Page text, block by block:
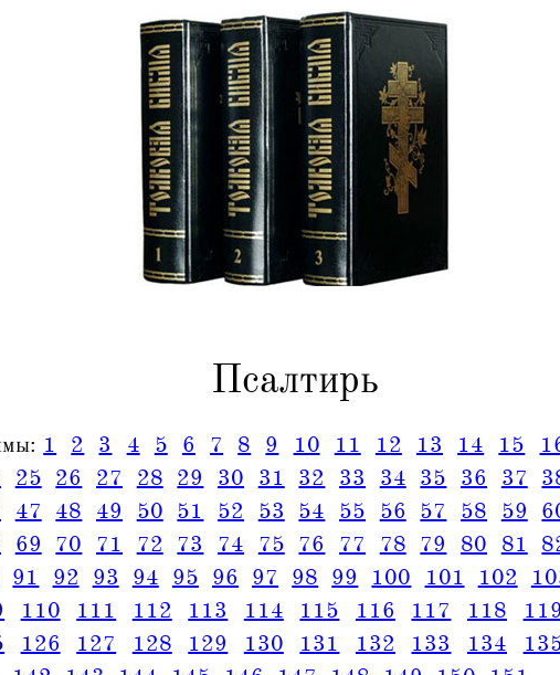
Псалтирь
1 2 3 4 5 6 7 8 9 10 11 12 13 14 15
25 26 27 28 29 30 31 32 33 34 35 36 37
47 48 49 50 51 52 53 54 55 56 57 58 59
69 70 71 72 73 74 75 76 77 78 79 80 81
91 92 93 94 95 96 97 98 99 100 101 102
110 111 112 113 114 115 116 117 118 119
126 127 128 129 130 131 132 133 134